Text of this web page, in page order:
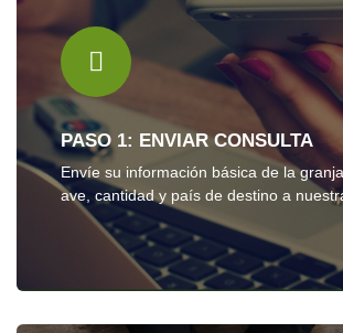
PASO 1: ENVIAR CONSULTA
Envíe su información básica de la
ave, cantidad y país de destino a